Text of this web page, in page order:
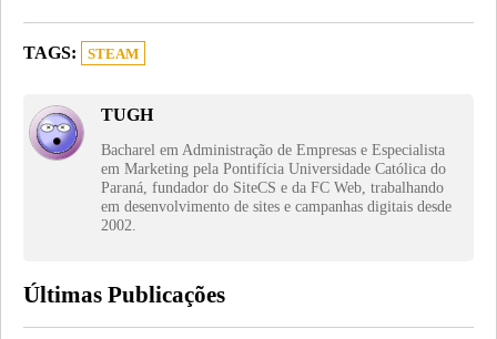
TAGS: STEAM
TUGH
Bacharel em Administração de Empresas e Especialista
em Marketing pela Pontifícia Universidade Católica do
Paraná, fundador do SiteCS e da FC Web, trabalhando
em desenvolvimento de sites e campanhas digitais desde
2002.
Últimas Publicações